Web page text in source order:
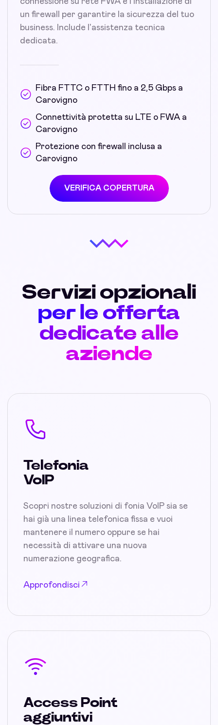
un firewall per garantire la sicurezza del tuo
business. Include l'assistenza tecnica
dedicata.
Fibra FTTC o FTTH fino a 2,5 Gbps a
Carovigno
Connettività protetta su LTE o FWA a
Carovigno
Protezione con firewall inclusa a
Carovigno
VERIFICA COPERTURA
Servizi opzionali
per le offerta
dedicate alle
aziende
Telefonia
VoIP
Scopri nostre soluzioni di fonia VoIP sia se
hai già una linea telefonica fissa e vuoi
mantenere il numero oppure se hai
necessità di attivare una nuova
numerazione geografica.
Approfondisci
Access Point
aggiuntivi